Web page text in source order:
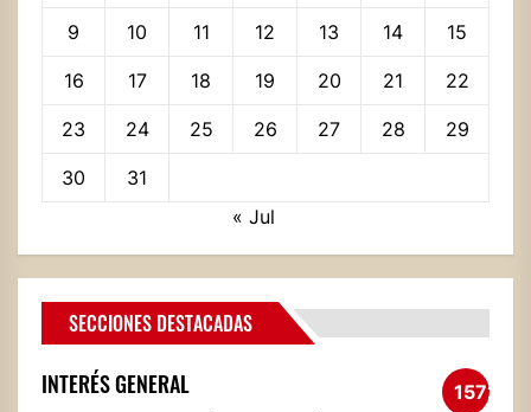
9 10 11 12 13 14 15
16 17 18 19 20 21 22
23 24 25 26 27 28 29
30
31
« Jul
SECCIONES DESTACADAS
INTERÉS GENERAL 1572